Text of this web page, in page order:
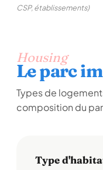
CSP, établissements)
Housing
Le parc
Types de
composition du
Type